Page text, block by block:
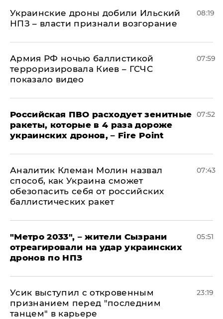
Украинские дроны добили Ильский
НПЗ – власти признали возгорание
08:19
Армия РФ ночью баллистикой
терроризировала Киев – ГСЧС
показало видео
07:59
Российская ПВО расходует зенитные
ракеты, которые в 4 раза дороже
украинских дронов, – Fire Point
07:52
Аналитик Клеман Молин назвал
способ, как Украина сможет
обезопасить себя от российских
баллистических ракет
07:43
"Метро 2033", – жители Сызрани
отреагировали на удар украинских
дронов по НПЗ
05:51
Усик выступил с откровенным
признанием перед "последним
танцем" в карьере
23:19